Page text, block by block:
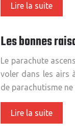
Lire la suite
Les bonnes
Le parachute
voler dans les airs
de parachutisme
Lire la suite